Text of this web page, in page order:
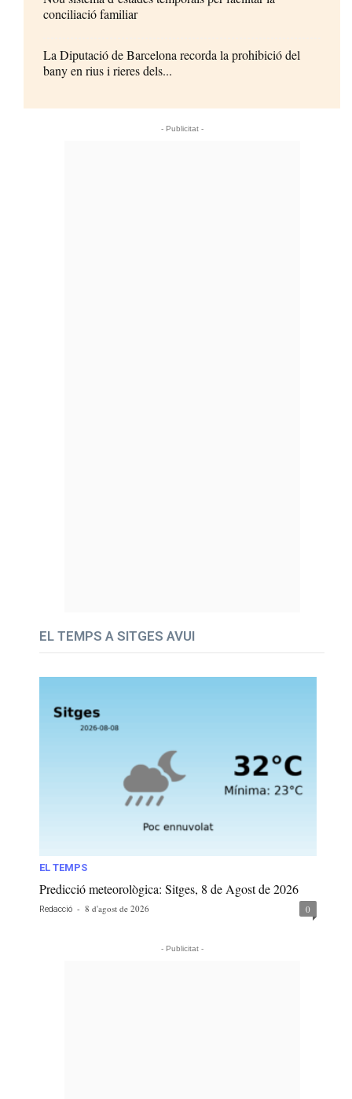
conciliació familiar
La Diputació de Barcelona recorda la prohibició del
bany en rius i rieres dels...
- Publicitat -
EL TEMPS A SITGES AVUI
EL TEMPS
Predicció meteorològica: Sitges, 8 de Agost de 2026
Redacció - 8 d'agost de 2026 0
- Publicitat -